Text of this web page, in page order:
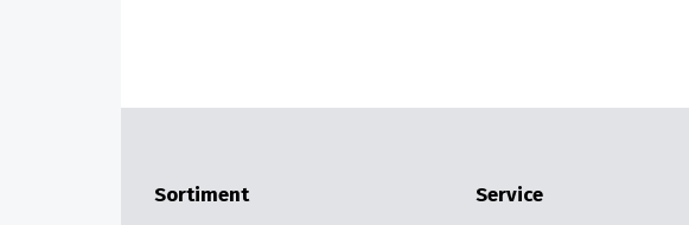
Sortiment Service